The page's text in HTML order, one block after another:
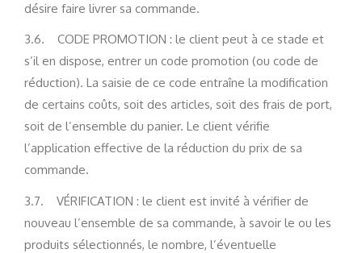
désire faire livrer sa commande.
3.6. CODE PROMOTION : le client peut à ce stade et
s’il en dispose, entrer un code promotion (ou code de
réduction). La saisie de ce code entraîne la modification
de certains coûts, soit des articles, soit des frais de port,
soit de l’ensemble du panier. Le client vérifie
l’application effective de la réduction du prix de sa
commande.
3.7. VÉRIFICATION : le client est invité à vérifier de
nouveau l’ensemble de sa commande, à savoir le ou les
produits sélectionnés, le nombre, l’éventuelle